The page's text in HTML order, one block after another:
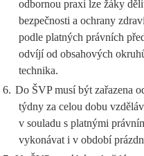
odbornou praxi lze žáky
bezpečnosti a ochrany
podle platných právních
odvíjí od obsahových
technika.
6. Do ŠVP musí být zařazena
týdny za celou dobu
v souladu s platnými
vykonávat i v období